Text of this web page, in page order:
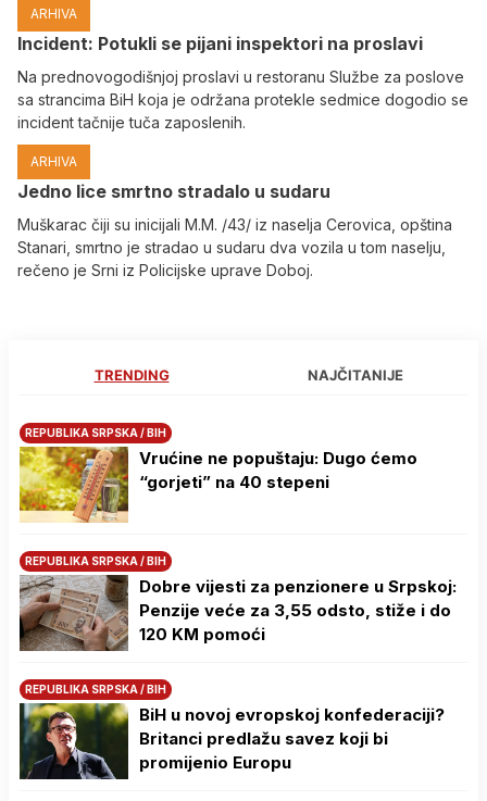
ARHIVA
Incident: Potukli se pijani inspektori na proslavi
Na prednovogodišnjoj proslavi u restoranu Službe za poslove
sa strancima BiH koja je održana protekle sedmice dogodio se
incident tačnije tuča zaposlenih.
ARHIVA
Јedno lice smrtno stradalo u sudaru
Muškarac čiji su inicijali M.M. /43/ iz naselja Cerovica, opština
Stanari, smrtno je stradao u sudaru dva vozila u tom naselju,
rečeno je Srni iz Policijske uprave Doboj.
TRENDING NAJČITANIJE
REPUBLIKA SRPSKA / BIH
Vrućine ne popuštaju: Dugo ćemo
“gorjeti” na 40 stepeni
REPUBLIKA SRPSKA / BIH
Dobre vijesti za penzionere u Srpskoj:
Penzije veće za 3,55 odsto, stiže i do
120 KM pomoći
REPUBLIKA SRPSKA / BIH
BiH u novoj evropskoj konfederaciji?
Britanci predlažu savez koji bi
promijenio Europu